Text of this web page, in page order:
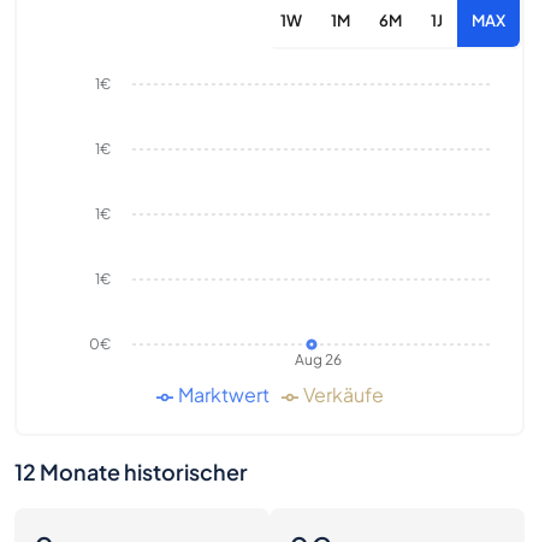
1W 1M 6M 1J MAX
Aug 26
0€
1€
1€
1€
1€
Marktwert Verkäufe
12 Monate historischer